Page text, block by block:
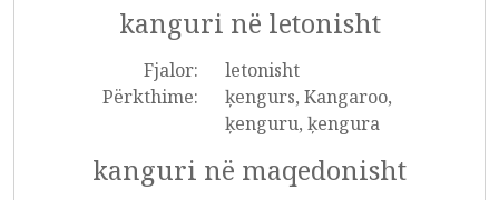
kanguri në letonisht
Fjalor:
letonisht
Përkthime:
ķengurs, Kangaroo,
ķenguru, ķengura
kanguri në maqedonisht